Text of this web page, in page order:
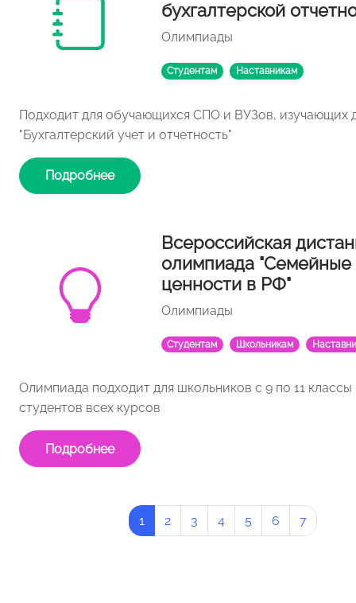
бухгалтерской
Олимпиады
Студентам Наставникам
Подходит для обучающихся СПО и ВУЗов, изучающих
"Бухгалтерский учет и отчетность"
Подробнее
Всероссийская
олимпиада "Семейные
ценности в РФ"
Олимпиады
Студентам Школьникам
Олимпиада подходит для школьников с 9 по 11 классы
студентов всех курсов
Подробнее
1 2 3 4 5 6 7